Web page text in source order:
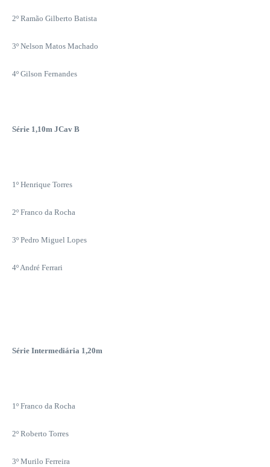
2º Ramão Gilberto Batista
3º Nelson Matos Machado
4º Gilson Fernandes
Série 1,10m JCav B
1º Henrique Torres
2º Franco da Rocha
3º Pedro Miguel Lopes
4º André Ferrari
Série Intermediária 1,20m
1º Franco da Rocha
2º Roberto Torres
3º Murilo Ferreira